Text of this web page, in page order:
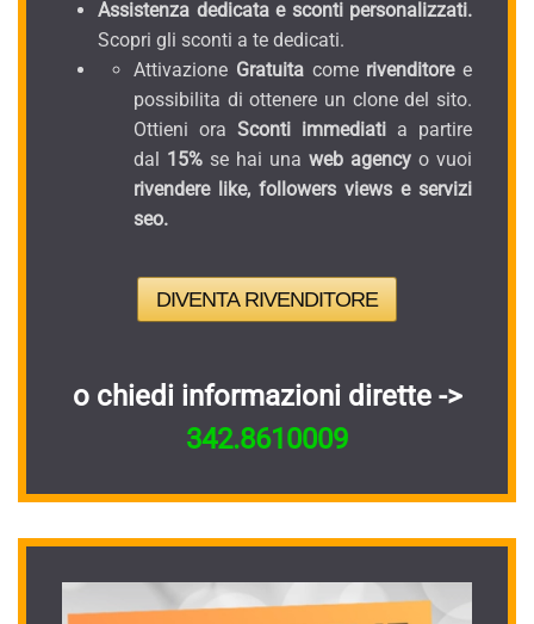
Assistenza dedicata e sconti personalizzati.
Scopri gli sconti a te dedicati.
Attivazione Gratuitacomerivenditoree
possibilita di ottenere un clone del sito.
Ottieni ora Sconti immediati a partire
dal 15% se hai una web agency o vuoi
rivendere like, followers views e servizi
seo.
DIVENTA RIVENDITORE
o chiedi informazioni dirette ->
342.8610009